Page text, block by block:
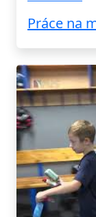
Práce na